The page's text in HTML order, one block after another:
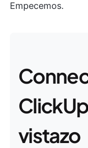
Empecemos.
vistazo